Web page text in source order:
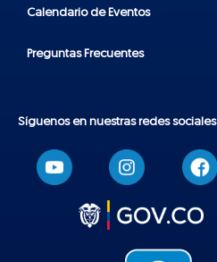
Calendario de Eventos
Preguntas Frecuentes
Síguenos en nuestras redes sociales